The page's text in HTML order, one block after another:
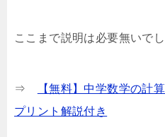
ここまで説明は必要無いでし
⇒
【無料】中学数学の計
プリント解説付き